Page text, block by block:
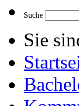
Suche
Sie